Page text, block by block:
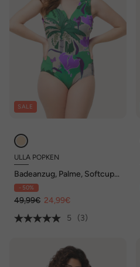
SALE
ULLA POPKEN
Badeanzug, Palme, Softcups,
Schulter-Raffband, recycelt
- 50%
49,99€ 24,99€
5
(3)